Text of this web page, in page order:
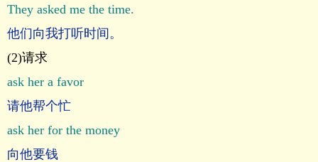
They asked me the time.
他们向我打听时间。
(2)请求
ask her a favor
请他帮个忙
ask her for the money
向他要钱